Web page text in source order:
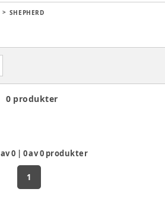
SHEPHERD
0 produkter
av0 | 0av0 produkter
1